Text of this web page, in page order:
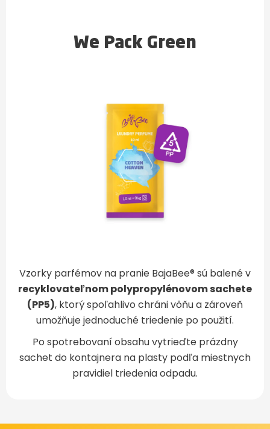
We Pack Green
Vzorky parfémov na pranie BajaBee® sú balené v
recyklovateľnom polypropylénovom sachete
(PP5), ktorý spoľahlivo chráni vôňu a zároveň
umožňuje jednoduché triedenie po použití.
Po spotrebovaní obsahu vytrieďte prázdny
sachet do kontajnera na plasty podľa miestnych
pravidiel triedenia odpadu.